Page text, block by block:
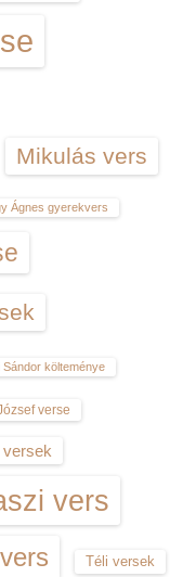
Mikulás vers
Ágnes gyerekvers
Sándor költeménye
verse
vers
Téli versek